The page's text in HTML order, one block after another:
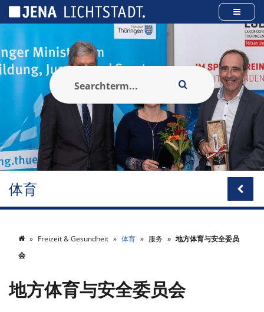
体育
Freizeit & Gesundheit 体育 服务
地方体育与安全委员
会
地方体育与安全委员会
Cookies management panel